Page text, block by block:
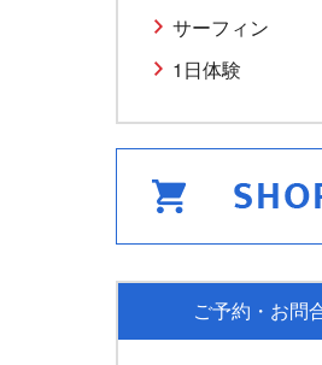
サーフィン
1日体験
ご予約・お問